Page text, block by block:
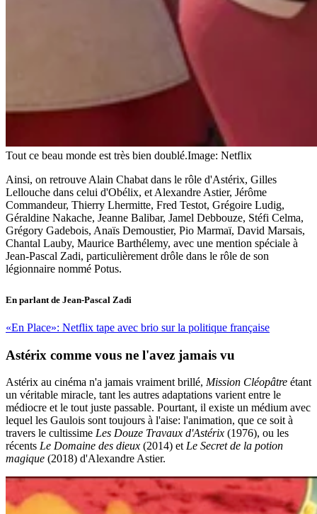
Tout ce beau monde est très bien doublé.Image: Netflix
Ainsi, on retrouve Alain Chabat dans le rôle d'Astérix, Gilles
Lellouche dans celui d'Obélix, et Alexandre Astier, Jérôme
Commandeur, Thierry Lhermitte, Fred Testot, Grégoire Ludig,
Géraldine Nakache, Jeanne Balibar, Jamel Debbouze, Stéfi Celma,
Grégory Gadebois, Anaïs Demoustier, Pio Marmaï, David Marsais,
Chantal Lauby, Maurice Barthélemy, avec une mention spéciale à
Jean-Pascal Zadi, particulièrement drôle dans le rôle de son
légionnaire nommé Potus.
En parlant de Jean-Pascal Zadi
«En Place»: Netflix tape avec brio sur la politique française
Astérix comme vous ne l'avez jamais vu
Astérix au cinéma n'a jamais vraiment brillé, Mission Cléopâtre étant
un véritable miracle, tant les autres adaptations varient entre le
médiocre et le tout juste passable. Pourtant, il existe un médium avec
lequel les Gaulois sont toujours à l'aise: l'animation, que ce soit à
travers le cultissime Les Douze Travaux d'Astérix (1976), ou les
récents Le Domaine des dieux (2014) et Le Secret de la potion
magique (2018) d'Alexandre Astier.